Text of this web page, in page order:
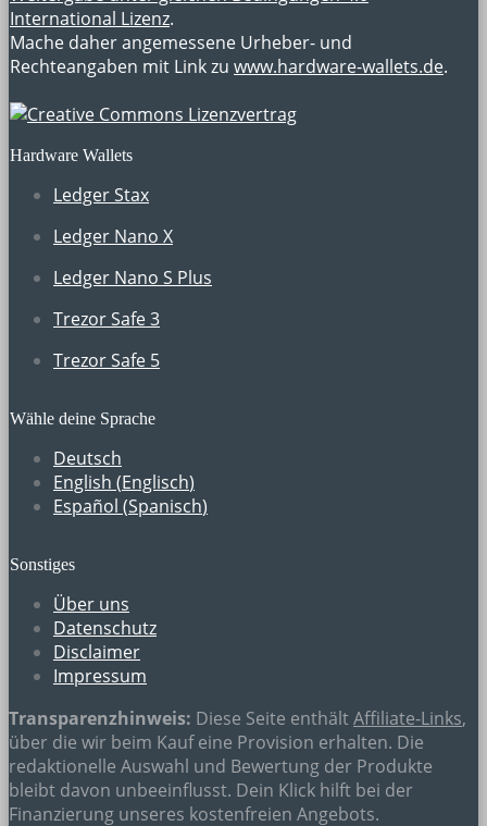
International Lizenz.
Mache daher angemessene Urheber- und
Rechteangaben mit Link zu www.hardware-wallets.de.
Hardware Wallets
Ledger Stax
Ledger Nano X
Ledger Nano S Plus
Trezor Safe 3
Trezor Safe 5
Wähle deine Sprache
Deutsch
English (Englisch)
Español (Spanisch)
Sonstiges
Über uns
Datenschutz
Disclaimer
Impressum
Transparenzhinweis: Diese Seite enthältAffiliate-Links,
über die wir beim Kauf eine Provision erhalten. Die
redaktionelle Auswahl und Bewertung der Produkte
bleibt davon unbeeinflusst. Dein Klick hilft bei der
Finanzierung unseres kostenfreien Angebots.